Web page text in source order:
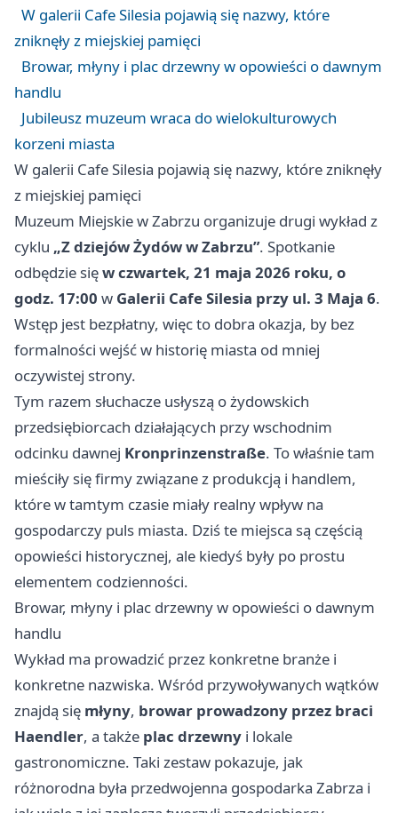
W galerii Cafe Silesia pojawią się nazwy, które
zniknęły z miejskiej pamięci
Browar, młyny i plac drzewny w opowieści o dawnym
handlu
Jubileusz muzeum wraca do wielokulturowych
korzeni miasta
W galerii Cafe Silesia pojawią się nazwy, które zniknęły
z miejskiej pamięci
Muzeum Miejskie w Zabrzu organizuje drugi wykład z
cyklu „Z dziejów Żydów w Zabrzu”. Spotkanie
odbędzie sięw czwartek, 21 maja 2026 roku, o
godz. 17:00 w Galerii Cafe Silesia przy ul. 3 Maja 6.
Wstęp jest bezpłatny, więc to dobra okazja, by bez
formalności wejść w historię miasta od mniej
oczywistej strony.
Tym razem słuchacze usłyszą o żydowskich
przedsiębiorcach działających przy wschodnim
odcinku dawnej Kronprinzenstraße. To właśnie tam
mieściły się firmy związane z produkcją i handlem,
które w tamtym czasie miały realny wpływ na
gospodarczy puls miasta. Dziś te miejsca są częścią
opowieści historycznej, ale kiedyś były po prostu
elementem codzienności.
Browar, młyny i plac drzewny w opowieści o dawnym
handlu
Wykład ma prowadzić przez konkretne branże i
konkretne nazwiska. Wśród przywoływanych wątków
znajdą się młyny, browar prowadzony przez braci
Haendler, a także plac drzewny i lokale
gastronomiczne. Taki zestaw pokazuje, jak
różnorodna była przedwojenna gospodarka Zabrza i